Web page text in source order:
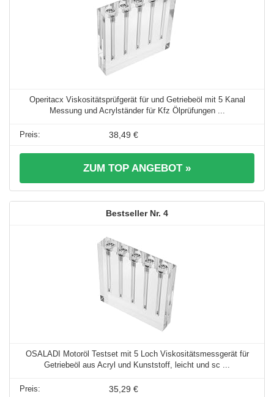
Operitacx Viskositätsprüfgerät für und Getriebeöl mit 5 Kanal
Messung und Acrylständer für Kfz Ölprüfungen ...
38,49 €
ZUM TOP ANGEBOT »
4
OSALADI Motoröl Testset mit 5 Loch Viskositätsmessgerät für
Getriebeöl aus Acryl und Kunststoff, leicht und sc ...
35,29 €